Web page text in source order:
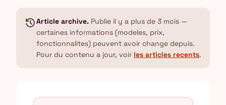
historyArticle archive. Publie il y a plus de 3 mois —
certaines informations (modeles, prix,
fonctionnalites) peuvent avoir change depuis.
Pour du contenu a jour, voir les articles recents.